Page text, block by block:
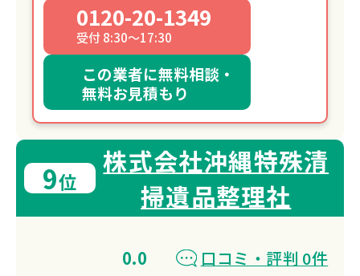
0120-20-1349
受付 8:30～17:30
この業者に無料相談・
無料お見積もり
9位
株式会社沖縄特殊清
掃遺品整理社
0.0
口コミ・評判 0件